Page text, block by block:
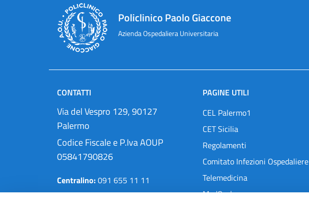
Policlinico Paolo Giaccone
Azienda Ospedaliera Universitaria
CONTATTI
Via del Vespro 129, 90127
Palermo
Codice Fiscale e P.Iva AOUP
05841790826
Centralino:091 655 11 11
Pec:protocollo@cert.policlinico.pa.it
PAGINE UTILI
CEL Palermo1
CET Sicilia
Regolamenti
Comitato Infezioni Ospedaliere
Telemedicina
MedOral